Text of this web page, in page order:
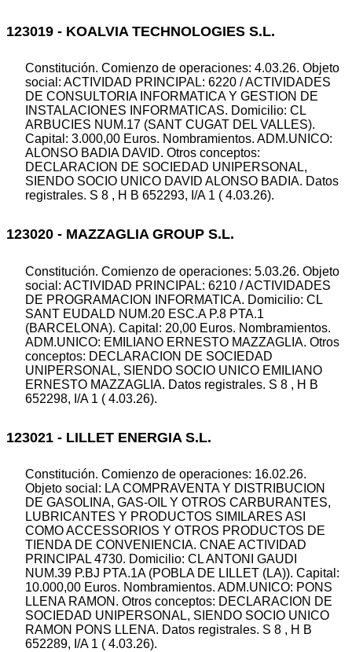
123019 - KOALVIA TECHNOLOGIES S.L.
Constitución. Comienzo de operaciones: 4.03.26. Objeto
social: ACTIVIDAD PRINCIPAL: 6220 / ACTIVIDADES
DE CONSULTORIA INFORMATICA Y GESTION DE
INSTALACIONES INFORMATICAS. Domicilio: CL
ARBUCIES NUM.17 (SANT CUGAT DEL VALLES).
Capital: 3.000,00 Euros. Nombramientos. ADM.UNICO:
ALONSO BADIA DAVID. Otros conceptos:
DECLARACION DE SOCIEDAD UNIPERSONAL,
SIENDO SOCIO UNICO DAVID ALONSO BADIA. Datos
registrales. S 8 , H B 652293, I/A 1 ( 4.03.26).
123020 - MAZZAGLIA GROUP S.L.
Constitución. Comienzo de operaciones: 5.03.26. Objeto
social: ACTIVIDAD PRINCIPAL: 6210 / ACTIVIDADES
DE PROGRAMACION INFORMATICA. Domicilio: CL
SANT EUDALD NUM.20 ESC.A P.8 PTA.1
(BARCELONA). Capital: 20,00 Euros. Nombramientos.
ADM.UNICO: EMILIANO ERNESTO MAZZAGLIA. Otros
conceptos: DECLARACION DE SOCIEDAD
UNIPERSONAL, SIENDO SOCIO UNICO EMILIANO
ERNESTO MAZZAGLIA. Datos registrales. S 8 , H B
652298, I/A 1 ( 4.03.26).
123021 - LILLET ENERGIA S.L.
Constitución. Comienzo de operaciones: 16.02.26.
Objeto social: LA COMPRAVENTA Y DISTRIBUCION
DE GASOLINA, GAS-OIL Y OTROS CARBURANTES,
LUBRICANTES Y PRODUCTOS SIMILARES ASI
COMO ACCESSORIOS Y OTROS PRODUCTOS DE
TIENDA DE CONVENIENCIA. CNAE ACTIVIDAD
PRINCIPAL 4730. Domicilio: CL ANTONI GAUDI
NUM.39 P.BJ PTA.1A (POBLA DE LILLET (LA)). Capital:
10.000,00 Euros. Nombramientos. ADM.UNICO: PONS
LLENA RAMON. Otros conceptos: DECLARACION DE
SOCIEDAD UNIPERSONAL, SIENDO SOCIO UNICO
RAMON PONS LLENA. Datos registrales. S 8 , H B
652289, I/A 1 ( 4.03.26).